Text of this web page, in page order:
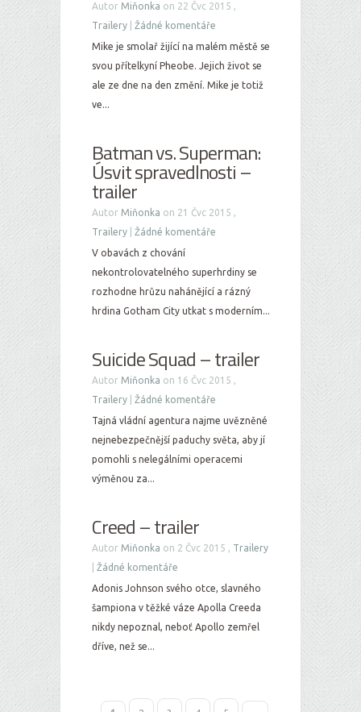
Autor Miňonka on 22 Čvc 2015 ,
Trailery
Žádné komentáře
Mike je smolař žijící na malém městě se
svou přítelkyní Pheobe. Jejich život se
ale ze dne na den změní. Mike je totiž
ve...
Batman vs. Superman:
Úsvit spravedlnosti –
trailer
Autor Miňonka on 21 Čvc 2015 ,
Trailery
Žádné komentáře
V obavách z chování
nekontrolovatelného superhrdiny se
rozhodne hrůzu nahánějící a rázný
hrdina Gotham City utkat s moderním...
Suicide Squad – trailer
Autor Miňonka on 16 Čvc 2015 ,
Trailery
Žádné komentáře
Tajná vládní agentura najme uvězněné
nejnebezpečnější paduchy světa, aby jí
pomohli s nelegálními operacemi
výměnou za...
Creed – trailer
Autor Miňonka on 2 Čvc 2015 , Trailery
Žádné komentáře
Adonis Johnson svého otce, slavného
šampiona v těžké váze Apolla Creeda
nikdy nepoznal, neboť Apollo zemřel
dříve, než se...